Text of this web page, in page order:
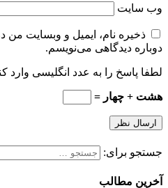
وب‌ سایت
ذخیره نام، ایمیل و وبسایت من
دوباره دیدگاهی می‌نویسم.
لطفا پاسخ را به عدد انگلیسی وارد
هشت + چهار =
جستجو برای:
آخرین مطالب